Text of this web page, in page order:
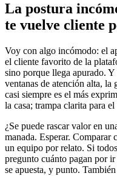
La postura
te vuelve cliente
Voy con algo incómodo: el
el cliente favorito de la
sino porque llega apurado.
ventanas de atención alta, la
casi siempre es el más
la casa; trampa clarita para
¿Se puede rascar valor en
manada. Esperar. Comparar
un equipo por relato. Si
pregunto cuánto pagan por
se apuesta, y punto.